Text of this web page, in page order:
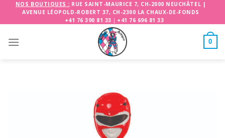
NOS BOUTIQUES : RUE SAINT-MAURICE 7, CH-2000 NEUCHÂTEL |
AVENUE LÉOPOLD-ROBERT 37, CH-2300 LA CHAUX-DE-FONDS
+41 76 390 81 33 | +41 76 696 81 33
0